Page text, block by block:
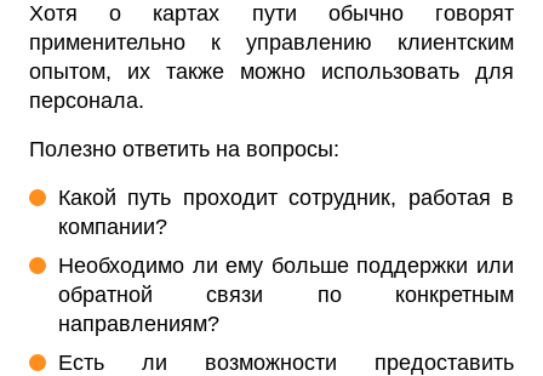
Хотя о картах пути обычно говорят
применительно к управлению клиентским
опытом, их также можно использовать для
персонала.
Полезно ответить на вопросы:
Какой путь проходит сотрудник, работая в
компании?
Необходимо ли ему больше поддержки или
обратной связи по конкретным
направлениям?
Есть ли возможности предоставить